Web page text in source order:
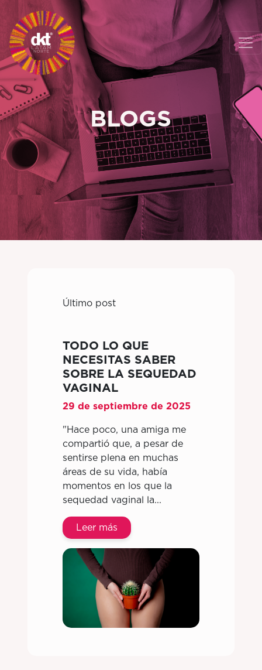
BLOGS
Último post
TODO LO QUE
NECESITAS SABER
SOBRE LA SEQUEDAD
VAGINAL
29 de septiembre de 2025
"Hace poco, una amiga me
compartió que, a pesar de
sentirse plena en muchas
áreas de su vida, había
momentos en los que la
sequedad vaginal la...
Leer más